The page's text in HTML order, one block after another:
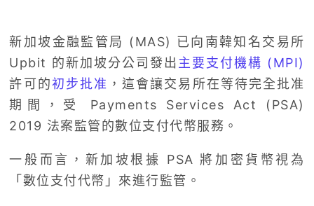
新加坡金融監管局 (MAS) 已向南韓知名交易所
Upbit 的新加坡分公司發出 主要支付機構 (MPI)
許可的初步批准 ，這會讓交易所在等待完全批准
期間，受 Payments Services Act (PSA)
2019 法案監管的數位支付代幣服務。
一般而言，新加坡根據 PSA 將加密貨幣視為
「數位支付代幣」來進行監管。